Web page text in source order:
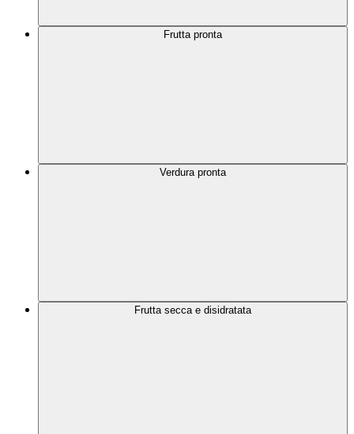
Frutta pronta
Verdura pronta
Frutta secca e disidratata